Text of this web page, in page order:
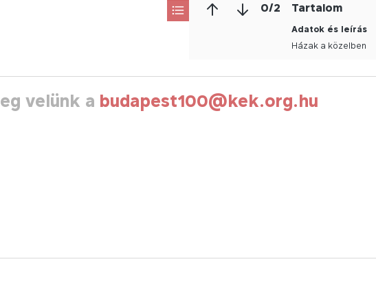
0/2 Tartalom
Adatok és leírás
Házak a közelben
velünk a budapest100@kek.org.hu